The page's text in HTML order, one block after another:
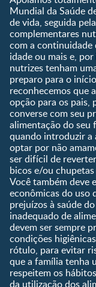
1 a 3 anos
Pré-escolar
Ferramentas
Quando eu ficarei
Que dia meu bebê
nascer?
Guia de Nomes
Calendário de
gravidez
Calculadora de cor
olhos
Curva de
bebê
Planeta dos Pais
Receitas
Mundial da Saúde
de vida, seguida
complementares
com a continuidade
idade ou mais e,
nutrizes tenham
preparo para o
reconhecemos que
opção para os pais,
converse com seu
alimentação do seu
quando introduzir a
optar por não
ser difícil de
bicos e/ou
Você também deve
econômicas do uso
prejuízos à saúde
inadequado de
devem ser sempre
condições
rótulo, para evitar
que a família tenha
respeitem os
da utilização dos